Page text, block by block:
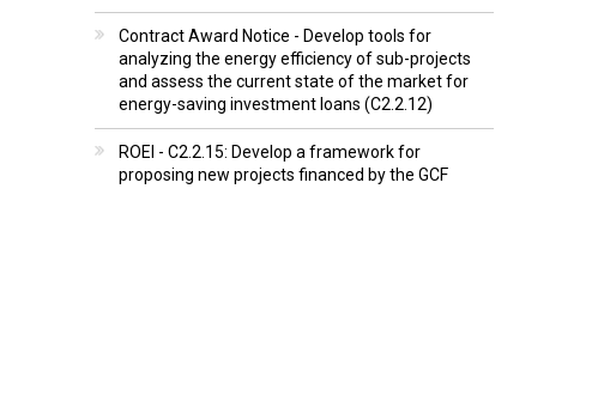
Contract Award Notice - Develop tools for
analyzing the energy efficiency of sub-projects
and assess the current state of the market for
energy-saving investment loans (C2.2.12)
ROEI - C2.2.15: Develop a framework for
proposing new projects financed by the GCF